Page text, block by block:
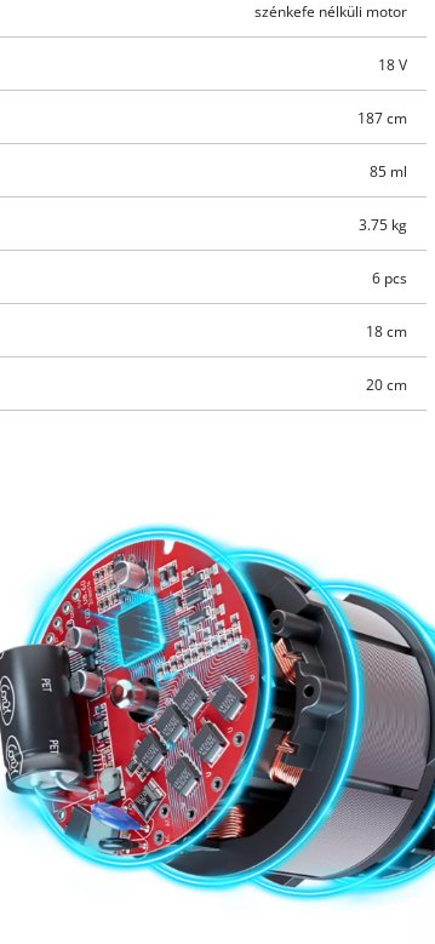
due
setup
szénkefe nélküli motor
18 V
187 cm
85 ml
3.75 kg
6 pcs
18 cm
20 cm